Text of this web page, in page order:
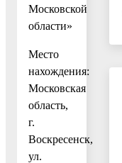
Московской
области»
Место
нахождения:
Московская
область,
г.
Воскресенск,
ул.